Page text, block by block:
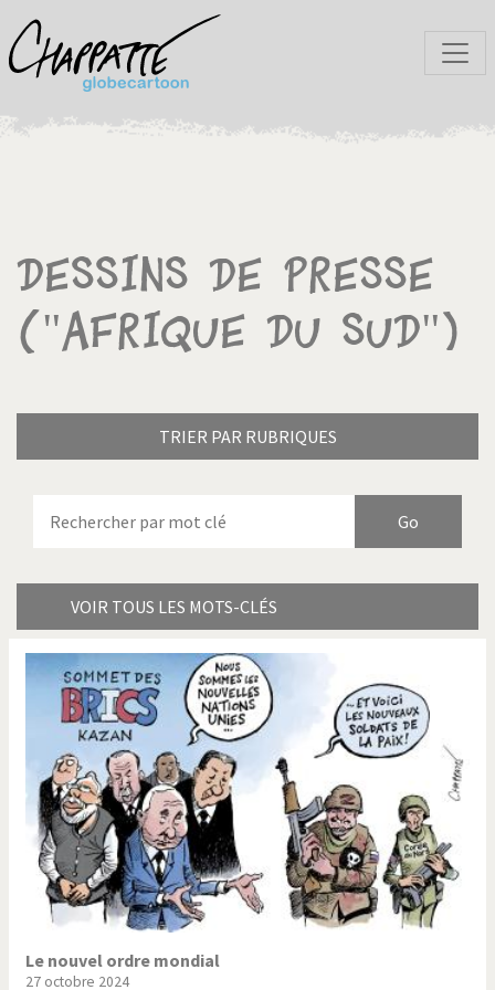
Dessins de presse
("Afrique du Sud")
TRIER PAR RUBRIQUES
VOIR TOUS LES MOTS-CLÉS
Bienvenue en Italie
Bye Biden! Catholique ou pas très?
Chère énergie! Crise grecque
Cybermonde
Du printemps arabe à
l'hiver
Election présidentielle US Guerre en Syrie
Hopp Deutschland Israël - Palestine
L'Amérique et les armes L'Iran tremble
La Chine et nous
La Corée du Nord: guerre ou
Le nouvel ordre mondial
27 octobre 2024